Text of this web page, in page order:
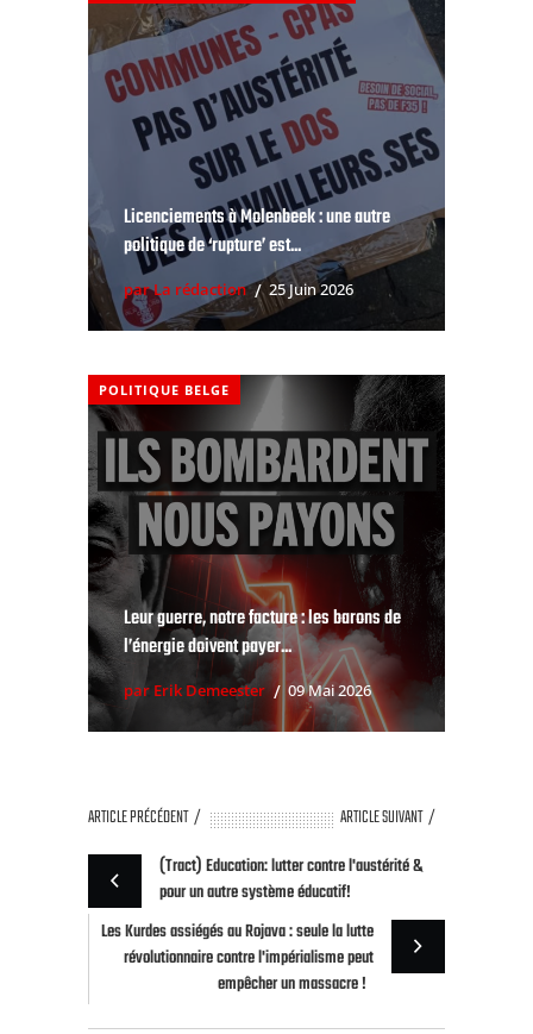
Licenciements à Molenbeek : une autre
politique de ‘rupture’ est...
par La rédaction 25 Juin 2026
POLITIQUE BELGE
Leur guerre, notre facture : les barons de
l’énergie doivent payer...
par Erik Demeester 09 Mai 2026
ARTICLE PRÉCÉDENT
ARTICLE SUIVANT
(Tract) Education: lutter contre l'austérité &
pour un autre système éducatif!
Les Kurdes assiégés au Rojava : seule la lutte
révolutionnaire contre l'impérialisme peut
empêcher un massacre !